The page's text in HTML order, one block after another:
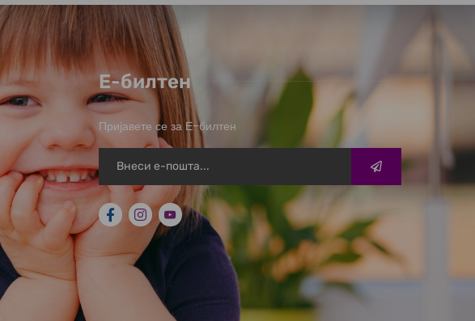
Е-билтен
Пријавете се за Е-билтен